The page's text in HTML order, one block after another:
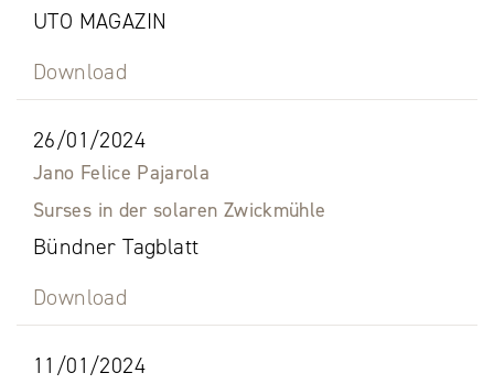
UTO MAGAZIN
Download
26/01/2024
Jano Felice Pajarola
Surses in der solaren Zwickmühle
Bündner Tagblatt
Download
11/01/2024